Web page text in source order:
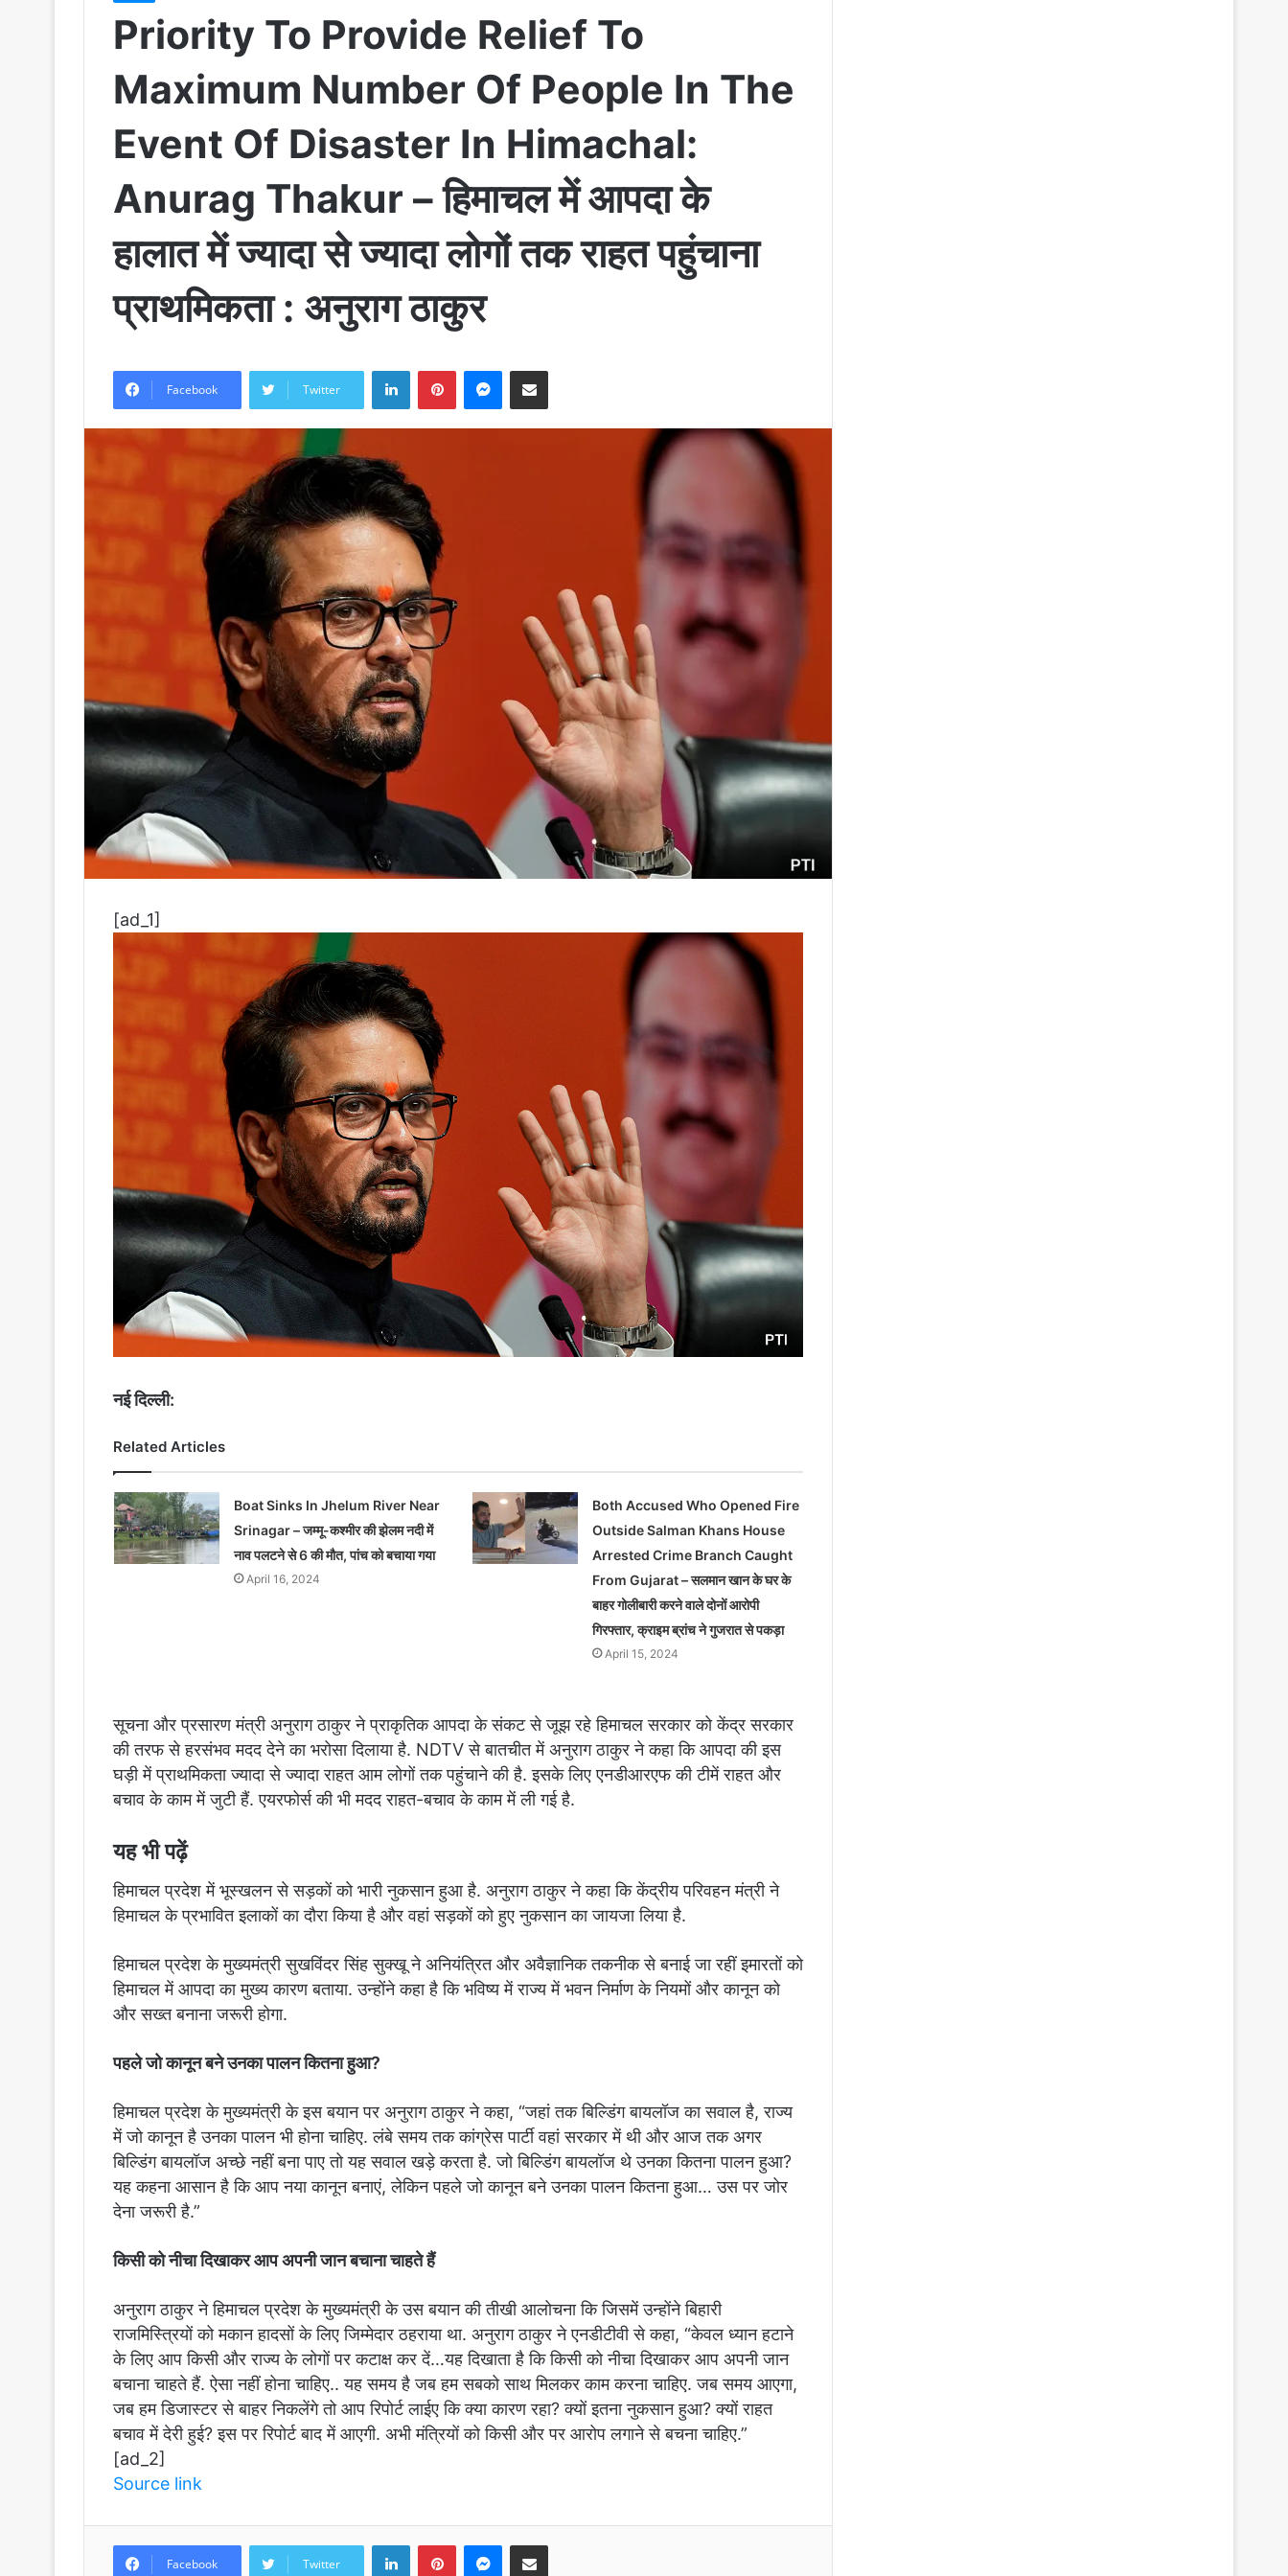
Priority To Provide Relief To
Maximum Number Of People In The
Event Of Disaster In Himachal:
Anurag Thakur – हिमाचल में आपदा के
हालात में ज्यादा से ज्यादा लोगों तक राहत पहुंचाना
प्राथमिकता : अनुराग ठाकुर
Facebook Twitter
[ad_1]
नई दिल्ली:
Related Articles
Boat Sinks In Jhelum River Near
Srinagar – जम्मू-कश्मीर की झेलम नदी में
नाव पलटने से 6 की मौत, पांच को बचाया गया
April 16, 2024
Both Accused Who Opened Fire
Outside Salman Khans House
Arrested Crime Branch Caught
From Gujarat – सलमान खान के घर के
बाहर गोलीबारी करने वाले दोनों आरोपी
गिरफ्तार, क्राइम ब्रांच ने गुजरात से पकड़ा
April 15, 2024
सूचना और प्रसारण मंत्री अनुराग ठाकुर ने प्राकृतिक आपदा के संकट से जूझ रहे हिमाचल सरकार को केंद्र सरकार
की तरफ से हरसंभव मदद देने का भरोसा दिलाया है. NDTV से बातचीत में अनुराग ठाकुर ने कहा कि आपदा की इस
घड़ी में प्राथमिकता ज्यादा से ज्यादा राहत आम लोगों तक पहुंचाने की है. इसके लिए एनडीआरएफ की टीमें राहत और
बचाव के काम में जुटी हैं. एयरफोर्स की भी मदद राहत-बचाव के काम में ली गई है.
यह भी पढ़ें
हिमाचल प्रदेश में भूस्खलन से सड़कों को भारी नुकसान हुआ है. अनुराग ठाकुर ने कहा कि केंद्रीय परिवहन मंत्री ने
हिमाचल के प्रभावित इलाकों का दौरा किया है और वहां सड़कों को हुए नुकसान का जायजा लिया है.
हिमाचल प्रदेश के मुख्यमंत्री सुखविंदर सिंह सुक्खू ने अनियंत्रित और अवैज्ञानिक तकनीक से बनाई जा रहीं इमारतों को
हिमाचल में आपदा का मुख्य कारण बताया. उन्होंने कहा है कि भविष्य में राज्य में भवन निर्माण के नियमों और कानून को
और सख्त बनाना जरूरी होगा.
पहले जो कानून बने उनका पालन कितना हुआ?
हिमाचल प्रदेश के मुख्यमंत्री के इस बयान पर अनुराग ठाकुर ने कहा, “जहां तक बिल्डिंग बायलॉज का सवाल है, राज्य
में जो कानून है उनका पालन भी होना चाहिए. लंबे समय तक कांग्रेस पार्टी वहां सरकार में थी और आज तक अगर
बिल्डिंग बायलॉज अच्छे नहीं बना पाए तो यह सवाल खड़े करता है. जो बिल्डिंग बायलॉज थे उनका कितना पालन हुआ?
यह कहना आसान है कि आप नया कानून बनाएं, लेकिन पहले जो कानून बने उनका पालन कितना हुआ… उस पर जोर
देना जरूरी है.”
किसी को नीचा दिखाकर आप अपनी जान बचाना चाहते हैं
अनुराग ठाकुर ने हिमाचल प्रदेश के मुख्यमंत्री के उस बयान की तीखी आलोचना कि जिसमें उन्होंने बिहारी
राजमिस्त्रियों को मकान हादसों के लिए जिम्मेदार ठहराया था. अनुराग ठाकुर ने एनडीटीवी से कहा, “केवल ध्यान हटाने
के लिए आप किसी और राज्य के लोगों पर कटाक्ष कर दें…यह दिखाता है कि किसी को नीचा दिखाकर आप अपनी जान
बचाना चाहते हैं. ऐसा नहीं होना चाहिए.. यह समय है जब हम सबको साथ मिलकर काम करना चाहिए. जब समय आएगा,
जब हम डिजास्टर से बाहर निकलेंगे तो आप रिपोर्ट लाईए कि क्या कारण रहा? क्यों इतना नुकसान हुआ? क्यों राहत
बचाव में देरी हुई? इस पर रिपोर्ट बाद में आएगी. अभी मंत्रियों को किसी और पर आरोप लगाने से बचना चाहिए.”
[ad_2]
Source link
Facebook Twitter